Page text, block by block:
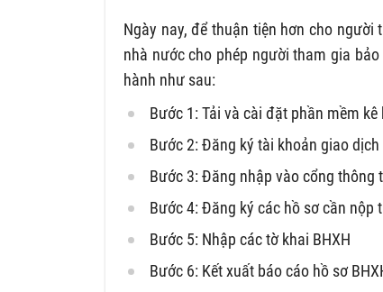
Ngày nay, để thuận tiện hơn cho
nhà nước cho phép người tham gia
hành như sau:
Bước 1: Tải và cài đặt phần mềm
Bước 2: Đăng ký tài khoản giao
Bước 3: Đăng nhập vào cổng thông
Bước 4: Đăng ký các hồ sơ cần nộp
Bước 5: Nhập các tờ khai BHXH
Bước 6: Kết xuất báo cáo hồ sơ